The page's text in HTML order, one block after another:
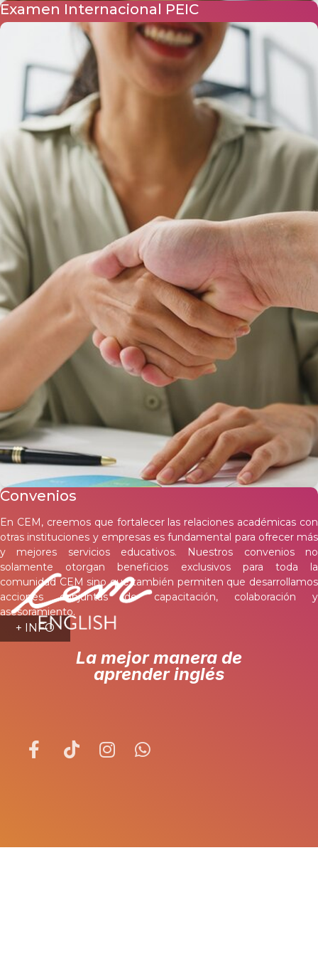
Examen Internacional PEIC
son exámenes escritos y orales que certifican
internacionalmente el uso del idioma en todos los niveles y
edades.
Integran las 4 habilidades lingüísticas (escucha y lectura
comprensiva; producción escrita y oral) y tienen como finalidad
evaluar de forma positiva, comunicativa y en concordancia con
las habilidades requeridas en el mundo real, el uso del idioma.
+ INFO
Convenios
En CEM, creemos que fortalecer las relaciones académicas con
otras instituciones y empresas es fundamental para ofrecer más
y mejores servicios educativos. Nuestros convenios no
solamente otorgan beneficios exclusivos para toda la
comunidad CEM sino que también permiten que desarrollamos
acciones conjuntas de capacitación, colaboración y
asesoramiento.
+ INFO
La mejor manera de
aprender inglés